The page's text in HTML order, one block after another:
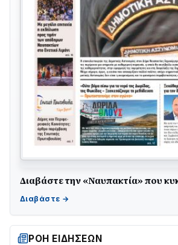
Διαβάστε την «Ναυπακτία» που
ΡΟΗ ΕΙΔΗΣΕΩΝ
05/08 • 08:41
Στο σκοτάδι μεγάλο μέρος στο
04/08 • 19:47